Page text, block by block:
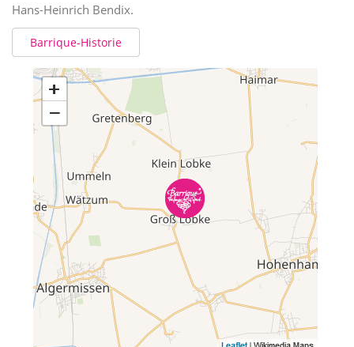
Hans-Heinrich Bendix.
Barrique-Historie